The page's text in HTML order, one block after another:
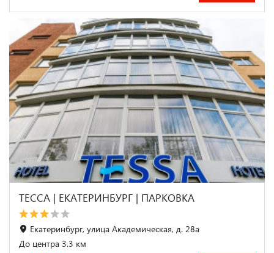
ТЕССА | ЕКАТЕРИНБУРГ | ПАРКОВКА
Екатеринбург, улица Академическая, д. 28а
До центра 3.3 км